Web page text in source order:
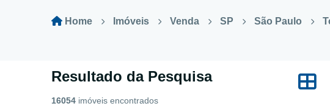
Home Imóveis Venda SP São Paulo
Resultado da Pesquisa
16054 imóveis encontrados